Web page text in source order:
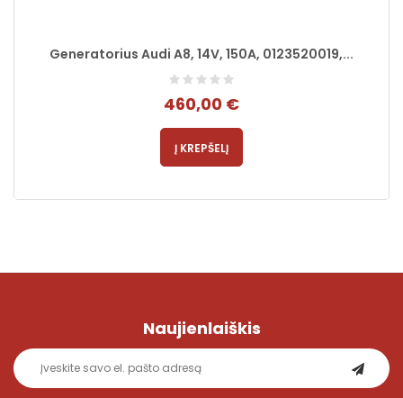
Generatorius Audi A8, 14V, 150A, 0123520019,...
460,00 €
Į KREPŠELĮ
Naujienlaiškis